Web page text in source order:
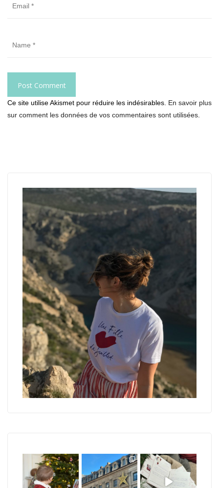
Ce site utilise Akismet pour réduire les indésirables. En savoir plus
sur comment les données de vos commentaires sont utilisées